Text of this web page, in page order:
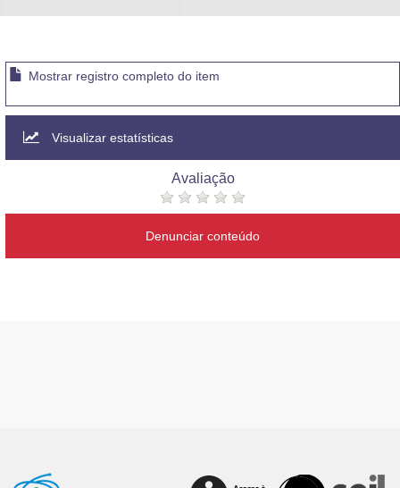
Mostrar registro completo do item
Visualizar estatísticas
Avaliação
Denunciar conteúdo